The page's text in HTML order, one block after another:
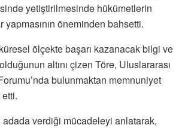
yetiştirilmesinde hükümetlerin
yapmasının öneminden bahsetti.
ölçekte başarı kazanacak bilgi ve
altını çizen Töre, Uluslararası
bulunmaktan memnuniyet
adada verdiği mücadeleyi anlatarak,